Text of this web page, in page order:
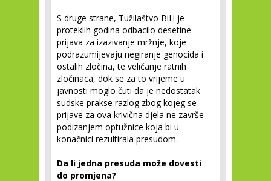
S druge strane, Tužilaštvo BiH je
proteklih godina odbacilo desetine
prijava za izazivanje mržnje, koje
podrazumijevaju negiranje genocida i
ostalih zločina, te veličanje ratnih
zločinaca, dok se za to vrijeme u
javnosti moglo čuti da je nedostatak
sudske prakse razlog zbog kojeg se
prijave za ova krivična djela ne završe
podizanjem optužnice koja bi u
konačnici rezultirala presudom.
Da li jedna presuda može dovesti
do promjena?